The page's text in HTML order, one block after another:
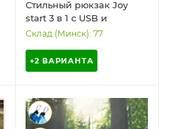
Стильный рюкзак Joy
start 3 в 1 с USB и
отделением для ноутбука
сумка + кошелек)
Склад (Минск): 77
+2 ВАРИАНТА